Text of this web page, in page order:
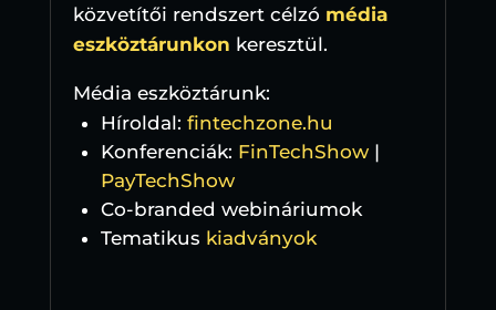
közvetítői rendszert célzó média
eszköztárunkon keresztül.
Média eszköztárunk:
Híroldal: fintechzone.hu
Konferenciák: FinTechShow|
PayTechShow
Co-branded webináriumok
Tematikus kiadványok